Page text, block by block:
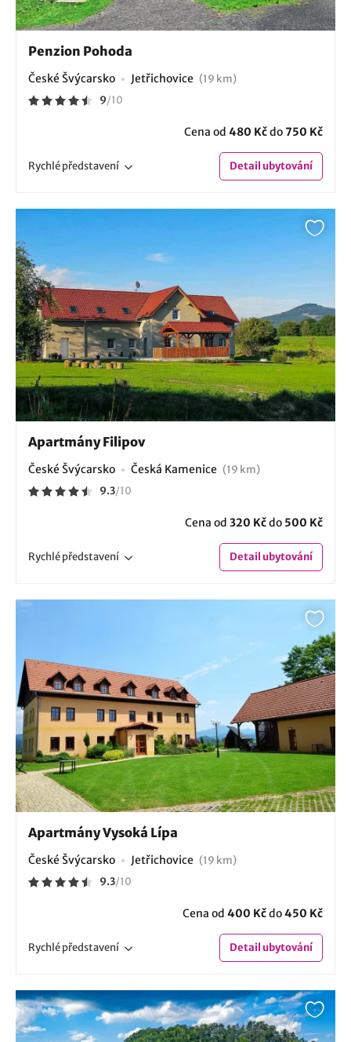
Penzion Pohoda
České Švýcarsko Jetřichovice (19 km)
9/10
Cena od 480 Kčdo750 Kč
Rychlépředstavení Detailubytování
Apartmány Filipov
České Švýcarsko Česká Kamenice (19 km)
9.3/10
Cena od 320 Kčdo 500 Kč
Rychlépředstavení Detailubytování
Apartmány Vysoká Lípa
České Švýcarsko Jetřichovice (19 km)
9.3/10
Cena od 400 Kčdo450 Kč
Rychlépředstavení Detailubytování